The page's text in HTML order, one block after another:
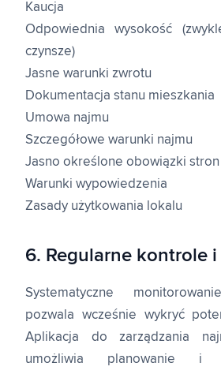
Kaucja
Odpowiednia wysokość
czynsze)
Jasne warunki zwrotu
Dokumentacja stanu mieszkania
Umowa najmu
Szczegółowe warunki najmu
Jasno określone obowiązki stron
Warunki wypowiedzenia
Zasady użytkowania lokalu
6. Regularne kontrole
Systematyczne
pozwala wcześnie wykryć
Aplikacja do zarządzania
umożliwia planowanie i